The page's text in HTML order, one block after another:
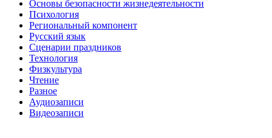
Основы безопасности жизнедеятельности
Психология
Региональный компонент
Русский язык
Сценарии праздников
Технология
Физкультура
Чтение
Разное
Аудиозаписи
Видеозаписи